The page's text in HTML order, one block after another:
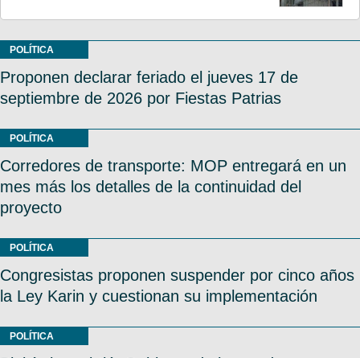
POLÍTICA
Proponen declarar feriado el jueves 17 de
septiembre de 2026 por Fiestas Patrias
POLÍTICA
Corredores de transporte: MOP entregará en un
mes más los detalles de la continuidad del
proyecto
POLÍTICA
Congresistas proponen suspender por cinco años
la Ley Karin y cuestionan su implementación
POLÍTICA